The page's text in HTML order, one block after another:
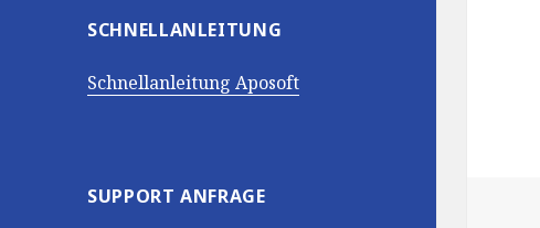
SCHNELLANLEITUNG
Schnellanleitung Aposoft
SUPPORT ANFRAGE